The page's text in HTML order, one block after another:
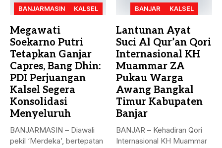
BANJARMASIN KALSEL
Megawati
Soekarno Putri
Tetapkan Ganjar
Capres, Bang Dhin:
PDI Perjuangan
Kalsel Segera
Konsolidasi
Menyeluruh
BANJARMASIN – Diawali
pekil ‘Merdeka’, bertepatan
BANJAR KALSEL
Lantunan Ayat
Suci Al Qur’an Qori
Internasional KH
Muammar ZA
Pukau Warga
Awang Bangkal
Timur Kabupaten
Banjar
BANJAR – Kehadiran Qori
Internasional KH Muammar